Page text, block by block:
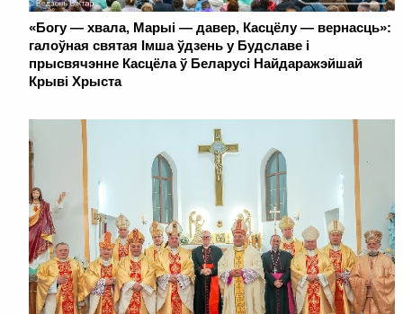
«Богу — хвала, Марыі — давер, Касцёлу — вернасць»:
галоўная святая Імша ўдзень у Будславе і
прысвячэнне Касцёла ў Беларусі Найдаражэйшай
Крыві Хрыста